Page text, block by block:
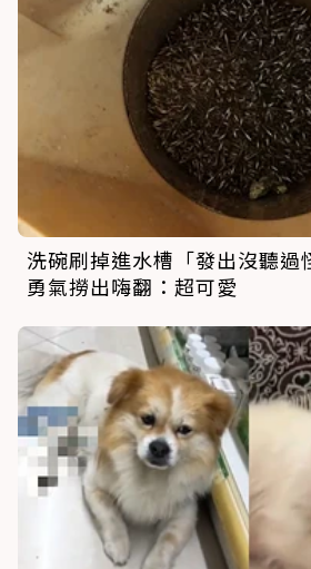
洗碗刷掉進水槽「發出沒聽過
勇氣撈出嗨翻：超可愛